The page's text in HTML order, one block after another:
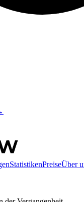
StatistikenPreiseÜber